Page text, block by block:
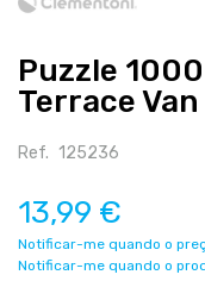
Puzzle
Terrace Van
Ref. 125236
13,99 €
Notificar-me quando o
Notificar-me quando o
o
da
galeria
de
imagens